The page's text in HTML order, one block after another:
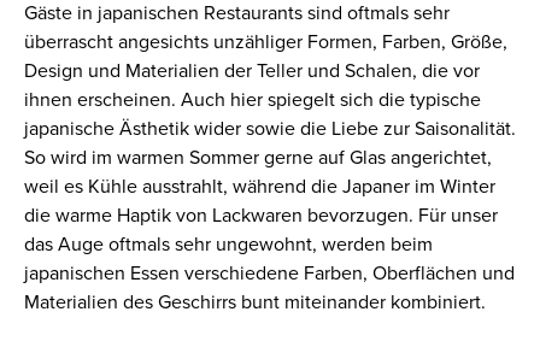
Gäste in japanischen Restaurants sind oftmals sehr
überrascht angesichts unzähliger Formen, Farben, Größe,
Design und Materialien der Teller und Schalen, die vor
ihnen erscheinen. Auch hier spiegelt sich die typische
japanische Ästhetik wider sowie die Liebe zur Saisonalität.
So wird im warmen Sommer gerne auf Glas angerichtet,
weil es Kühle ausstrahlt, während die Japaner im Winter
die warme Haptik von Lackwaren bevorzugen. Für unser
das Auge oftmals sehr ungewohnt, werden beim
japanischen Essen verschiedene Farben, Oberflächen und
Materialien des Geschirrs bunt miteinander kombiniert.